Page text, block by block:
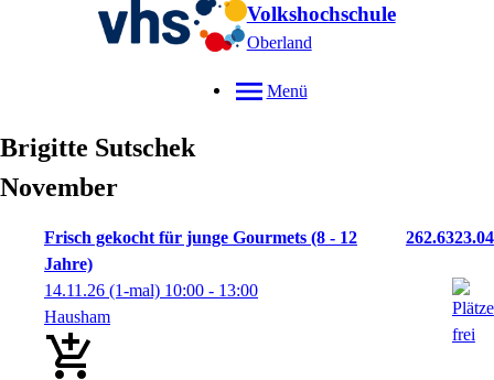
Volkshochschule
Oberland
Menü
Brigitte Sutschek
November
Frisch gekocht für junge Gourmets (8 - 12
Jahre)
262.6323.04
14.11.26 (1-mal) 10:00 - 13:00
Hausham